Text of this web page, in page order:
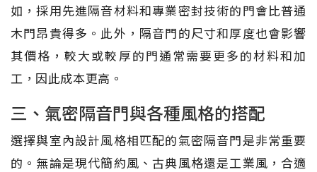
如，採用先進隔音材料和專業密封技術的門會比普通
木門昂貴得多。此外，隔音門的尺寸和厚度也會影響
其價格，較大或較厚的門通常需要更多的材料和加
工，因此成本更高。
三、氣密隔音門與各種風格的搭配
選擇與室內設計風格相匹配的氣密隔音門是非常重要
的。無論是現代簡約風、古典風格還是工業風，合適